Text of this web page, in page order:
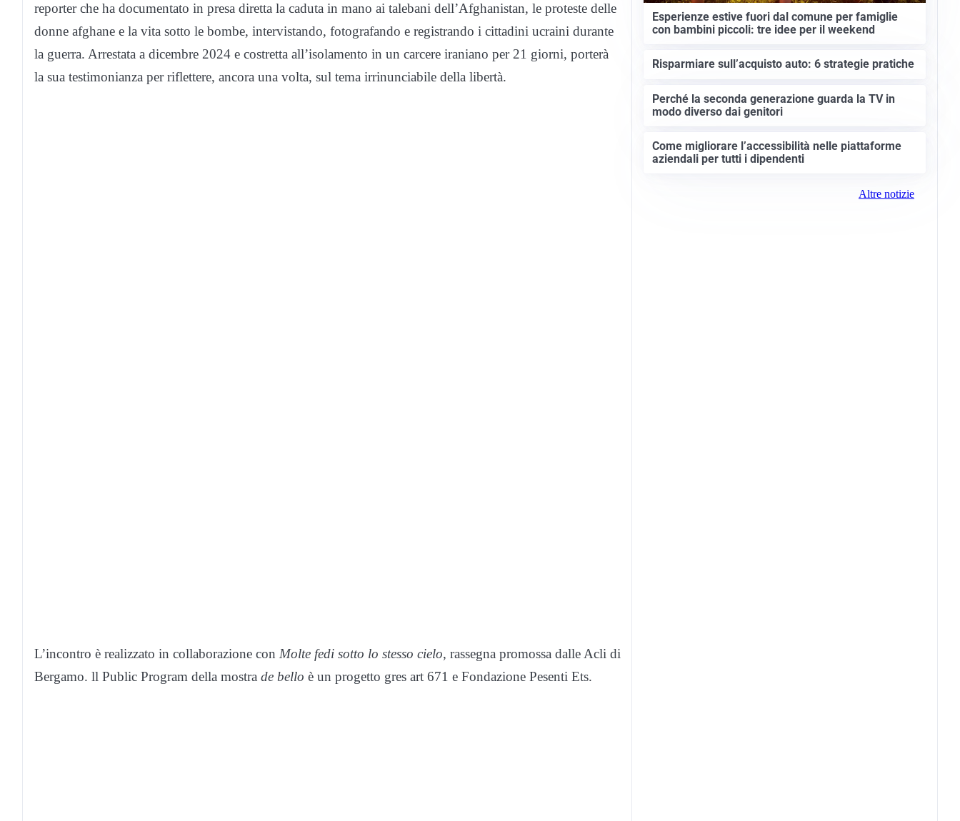
reporter che ha documentato in presa diretta la caduta in mano ai talebani dell’Afghanistan, le proteste delle
donne afghane e la vita sotto le bombe, intervistando, fotografando e registrando i cittadini ucraini durante
la guerra. Arrestata a dicembre 2024 e costretta all’isolamento in un carcere iraniano per 21 giorni, porterà
la sua testimonianza per riflettere, ancora una volta, sul tema irrinunciabile della libertà.
L’incontro è realizzato in collaborazione con Molte fedi sotto lo stesso cielo, rassegna promossa dalle Acli di
Bergamo. ll Public Program della mostra de bello è un progetto gres art 671 e Fondazione Pesenti Ets.
Esperienze estive fuori dal comune per famiglie
con bambini piccoli: tre idee per il weekend
Risparmiare sull’acquisto auto: 6 strategie pratiche
Perché la seconda generazione guarda la TV in
modo diverso dai genitori
Come migliorare l’accessibilità nelle piattaforme
aziendali per tutti i dipendenti
Altre notizie